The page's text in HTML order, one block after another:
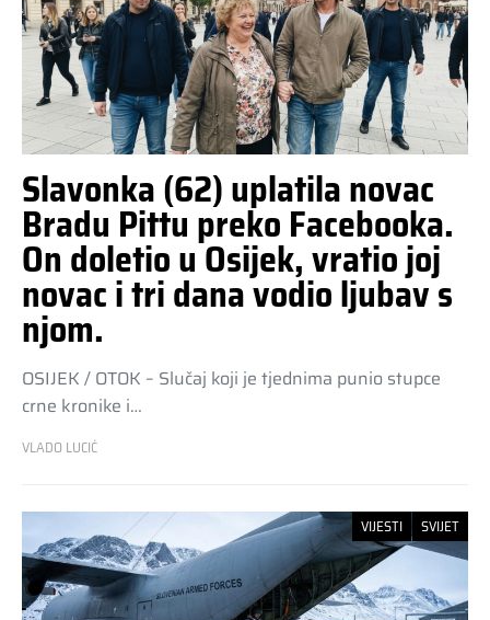
Slavonka (62) uplatila novac
Bradu Pittu preko Facebooka.
On doletio u Osijek, vratio joj
novac i tri dana vodio ljubav s
njom.
OSIJEK / OTOK – Slučaj koji je tjednima punio stupce
crne kronike i…
VLADO LUCIĆ
VIJESTI SVIJET